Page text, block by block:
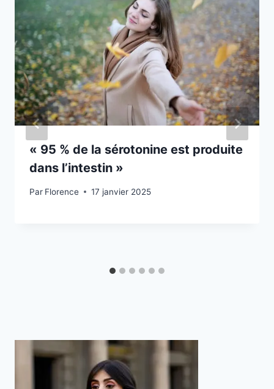
« 95 % de la sérotonine est produite
dans l’intestin »
Par Florence 17 janvier 2025